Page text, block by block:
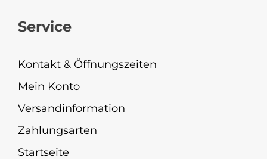
Service
Kontakt & Öffnungszeiten
Mein Konto
Versandinformation
Zahlungsarten
Startseite